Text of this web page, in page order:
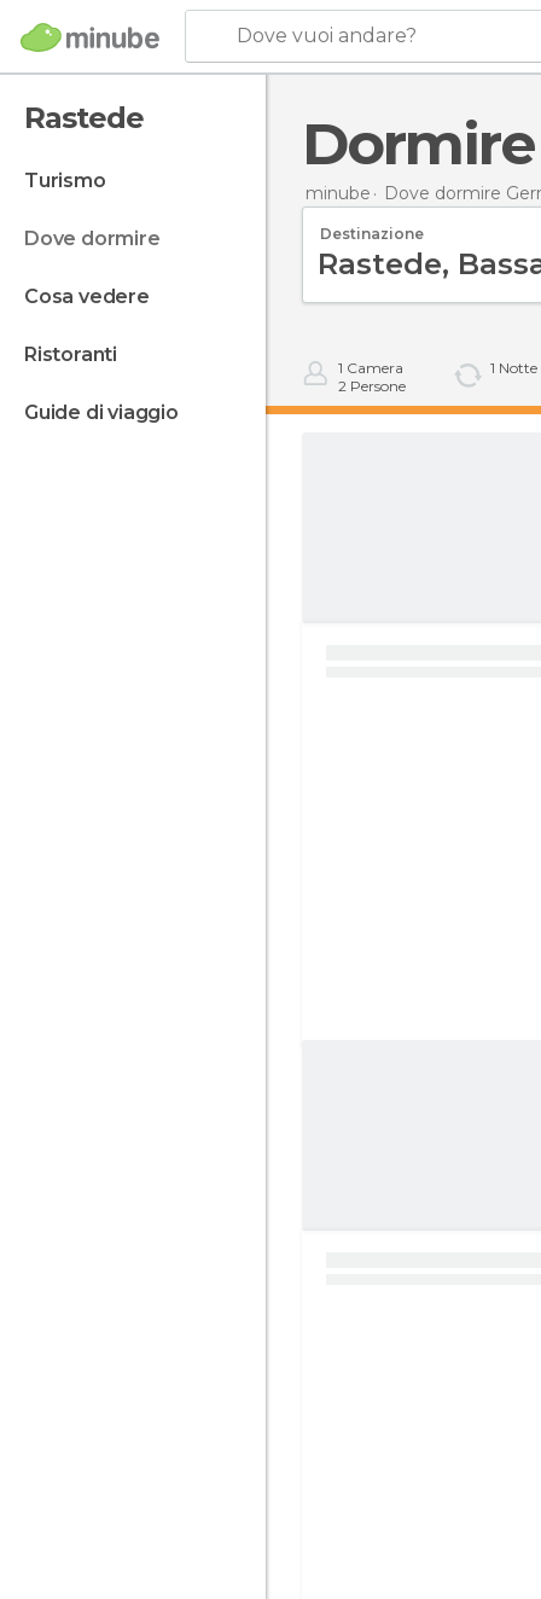
Dove vuoi andare?
Rastede
turismo
dove dormire
cosa vedere
ristoranti
guide di viaggio
minube Dove dormire
Destinazione
1 Camera
2 Persone
1 Notte